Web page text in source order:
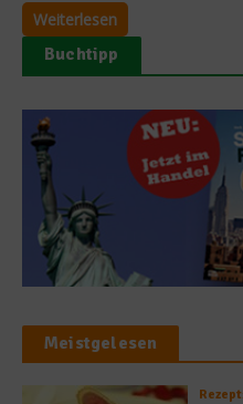
Weiterlesen
Buchtipp
Meistgelesen